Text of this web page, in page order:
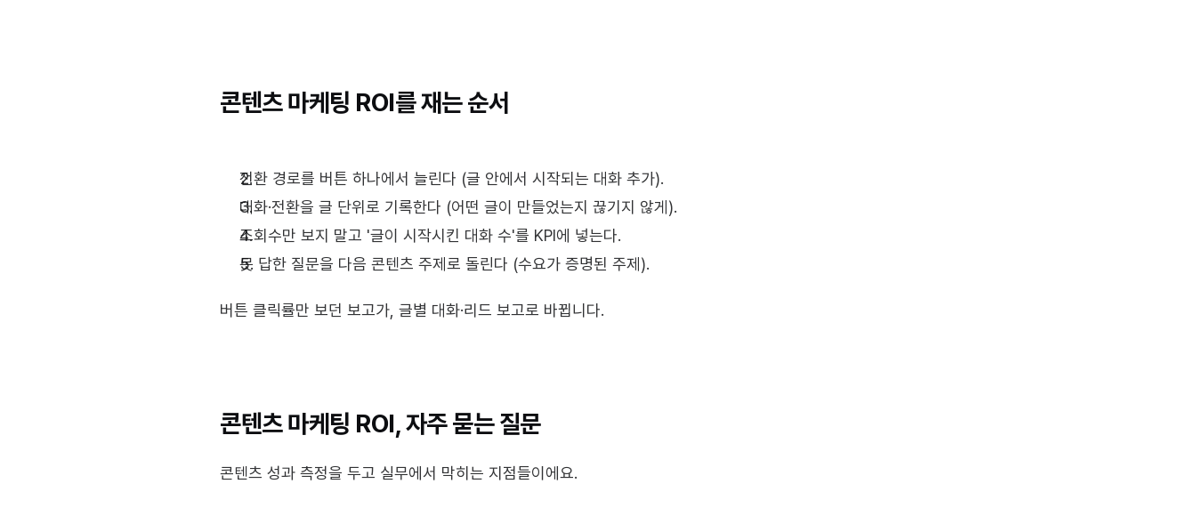
콘텐츠 마케팅 ROI를 재는 순서
전환 경로를 버튼 하나에서 늘린다 (글 안에서 시작되는 대화 추가).
대화·전환을 글 단위로 기록한다 (어떤 글이 만들었는지 끊기지 않게).
조회수만 보지 말고 '글이 시작시킨 대화 수'를 KPI에 넣는다.
못 답한 질문을 다음 콘텐츠 주제로 돌린다 (수요가 증명된 주제).
버튼 클릭률만 보던 보고가, 글별 대화·리드 보고로 바뀝니다.
콘텐츠 마케팅 ROI, 자주 묻는 질문
콘텐츠 성과 측정을 두고 실무에서 막히는 지점들이에요.